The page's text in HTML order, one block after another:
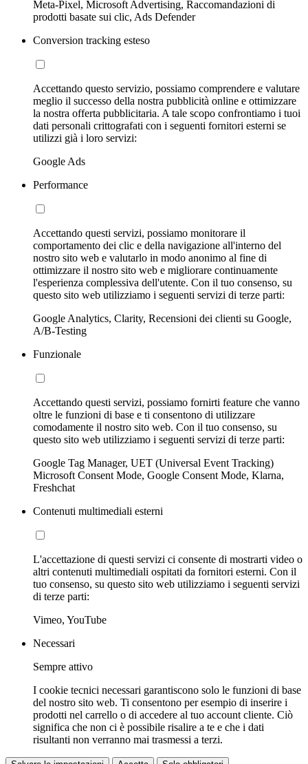
Meta-Pixel, Microsoft Advertising, Raccomandazioni di
prodotti basate sui clic, Ads Defender
Conversion tracking esteso
Accettando questo servizio, possiamo comprendere e valutare
meglio il successo della nostra pubblicità online e ottimizzare
la nostra offerta pubblicitaria. A tale scopo confrontiamo i tuoi
dati personali crittografati con i seguenti fornitori esterni se
utilizzi già i loro servizi:
Google Ads
Performance
Accettando questi servizi, possiamo monitorare il
comportamento dei clic e della navigazione all'interno del
nostro sito web e valutarlo in modo anonimo al fine di
ottimizzare il nostro sito web e migliorare continuamente
l'esperienza complessiva dell'utente. Con il tuo consenso, su
questo sito web utilizziamo i seguenti servizi di terze parti:
Google Analytics, Clarity, Recensioni dei clienti su Google,
A/B-Testing
Funzionale
Accettando questi servizi, possiamo fornirti feature che vanno
oltre le funzioni di base e ti consentono di utilizzare
comodamente il nostro sito web. Con il tuo consenso, su
questo sito web utilizziamo i seguenti servizi di terze parti:
Google Tag Manager, UET (Universal Event Tracking)
Microsoft Consent Mode, Google Consent Mode, Klarna,
Freshchat
Contenuti multimediali esterni
L'accettazione di questi servizi ci consente di mostrarti video o
altri contenuti multimediali ospitati da fornitori esterni. Con il
tuo consenso, su questo sito web utilizziamo i seguenti servizi
di terze parti:
Vimeo, YouTube
Necessari
Sempre attivo
I cookie tecnici necessari garantiscono solo le funzioni di base
del nostro sito web. Ti consentono per esempio di inserire i
prodotti nel carrello o di accedere al tuo account cliente. Ciò
significa che non ci è possibile risalire a te e che i dati
risultanti non verranno mai trasmessi a terzi.